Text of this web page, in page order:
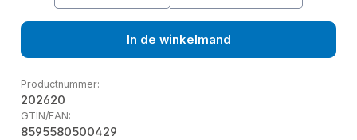
In de winkelmand
Productnummer:
202620
GTIN/EAN:
8595580500429